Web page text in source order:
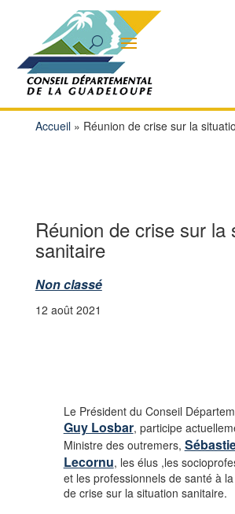
Accueil» Réunion de crise sur la
Réunion de crise sur la
sanitaire
Non classé
12 août 2021
Le Président du Conseil
Guy Losbar, participe
Ministre des outremers,
Lecornu, les élus ,les
et les professionnels de santé à
de crise sur la situation sanitaire.